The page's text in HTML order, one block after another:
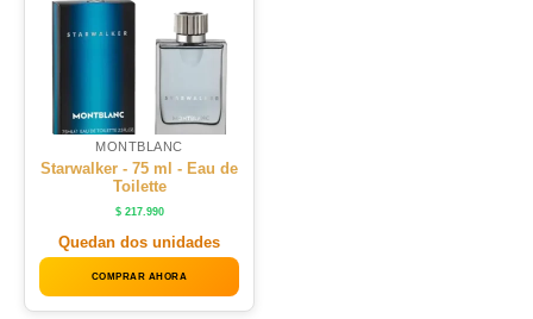
MONTBLANC
Starwalker - 75 ml - Eau de
Toilette
$217.990
Quedan dos unidades
COMPRAR AHORA